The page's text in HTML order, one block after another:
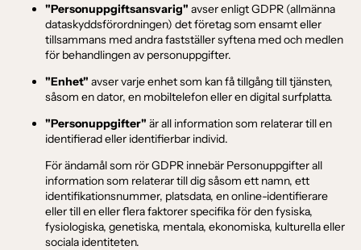
"Personuppgiftsansvarig" avser enligt GDPR (allmänna
dataskyddsförordningen) det företag som ensamt eller
tillsammans med andra fastställer syftena med och medlen
för behandlingen av personuppgifter.
"Enhet" avser varje enhet som kan få tillgång till tjänsten,
såsom en dator, en mobiltelefon eller en digital surfplatta.
"Personuppgifter" är all information som relaterar till en
identifierad eller identifierbar individ.
För ändamål som rör GDPR innebär Personuppgifter all
information som relaterar till dig såsom ett namn, ett
identifikationsnummer, platsdata, en online-identifierare
eller till en eller flera faktorer specifika för den fysiska,
fysiologiska, genetiska, mentala, ekonomiska, kulturella eller
sociala identiteten.